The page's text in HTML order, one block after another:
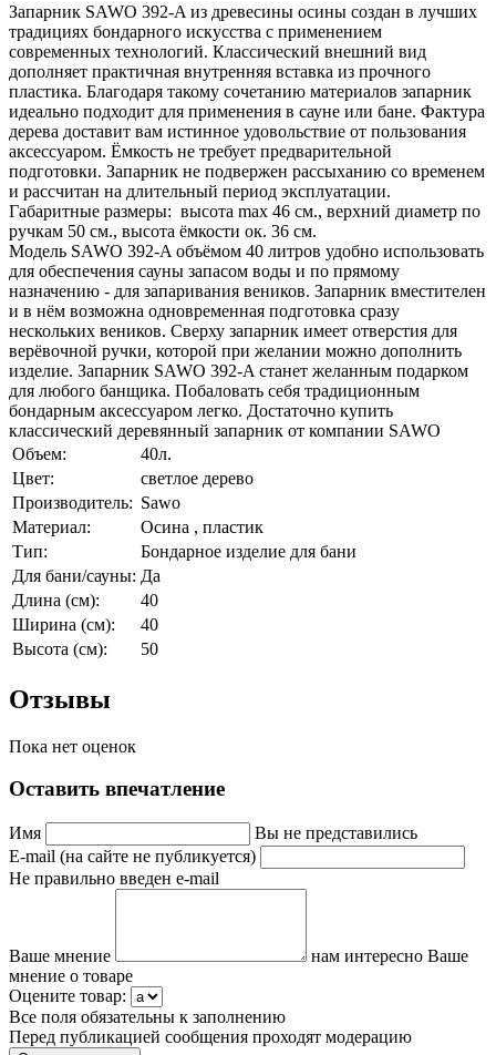
Запарник SAWO 392-A из древесины осины создан в лучших
традициях бондарного искусства с применением
современных технологий. Классический внешний вид
дополняет практичная внутренняя вставка из прочного
пластика. Благодаря такому сочетанию материалов запарник
идеально подходит для применения в сауне или бане. Фактура
дерева доставит вам истинное удовольствие от пользования
аксессуаром. Ёмкость не требует предварительной
подготовки. Запарник не подвержен рассыханию со временем
и рассчитан на длительный период эксплуатации.
Габаритные размеры: высота max 46 см., верхний диаметр по
ручкам 50 см., высота ёмкости ок. 36 см.
Модель SAWO 392-A объёмом 40 литров удобно использовать
для обеспечения сауны запасом воды и по прямому
назначению - для запаривания веников. Запарник вместителен
и в нём возможна одновременная подготовка сразу
нескольких веников. Сверху запарник имеет отверстия для
верёвочной ручки, которой при желании можно дополнить
изделие. Запарник SAWO 392-A станет желанным подарком
для любого банщика. Побаловать себя традиционным
бондарным аксессуаром легко. Достаточно купить
классический деревянный запарник от компании SAWO
Объем:
40л.
Цвет:
светлое дерево
Производитель: Sawo
Материал:
Осина , пластик
Тип:
Бондарное изделие для бани
Для бани/сауны: Да
Длина (см):
40
Ширина (см):
40
Высота (см):
50
Отзывы
Пока нет оценок
Оставить впечатление
Имя
Вы не представились
E-mail (на сайте не публикуется)
Не правильно введен e-mail
Ваше мнение
нам интересно Ваше
мнение о товаре
Оцените товар:
Все поля обязательны к заполнению
Перед публикацией сообщения проходят модерацию